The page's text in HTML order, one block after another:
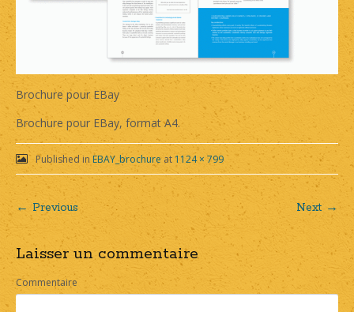
Brochure pour EBay
Brochure pour EBay, format A4.
Published in EBAY_brochure at 1124 × 799
Post
navigation
← Previous Next →
Laisser un commentaire
Commentaire